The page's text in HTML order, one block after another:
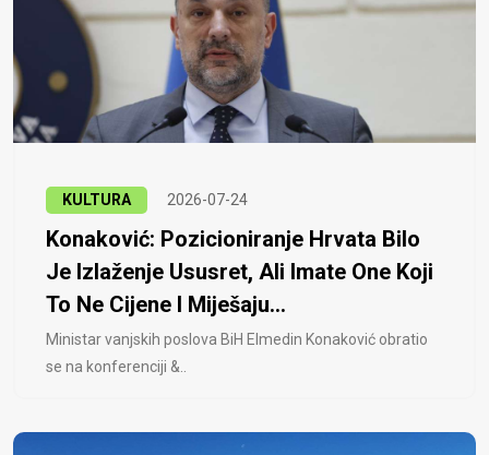
KULTURA 2026-07-24
Konaković: Pozicioniranje Hrvata Bilo
Je Izlaženje Ususret, Ali Imate One Koji
To Ne Cijene I Miješaju...
Ministar vanjskih poslova BiH Elmedin Konaković obratio
se na konferenciji &..